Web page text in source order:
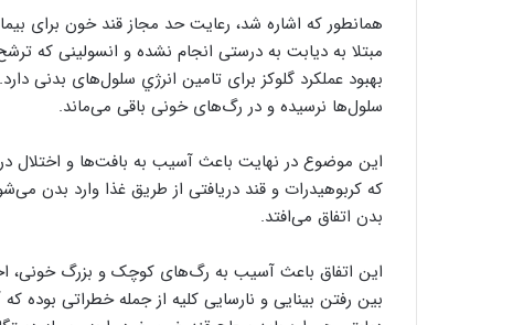
همانطور که اشاره شد، رعایت حد مجاز قند خون برای
مبتلا به دیابت به درستی انجام نشده و انسولینی که
بهبود عملکرد گلوکز برای تامین انرژي سلول‌های بدنی
سلول‌ها نرسیده و در رگ‌های خونی باقی می‌ماند.
این موضوع در نهایت باعث آسیب به بافت‌ها و اختلال
که کربوهیدرات و قند دریافتی از طریق غذا وارد بدن
بدن اتفاق می‌افتد.
این اتفاق باعث آسیب به رگ‌های کوچک و بزرگ خونی،
بین رفتن بینایی و نارسایی کلیه از جمله خطراتی بوده